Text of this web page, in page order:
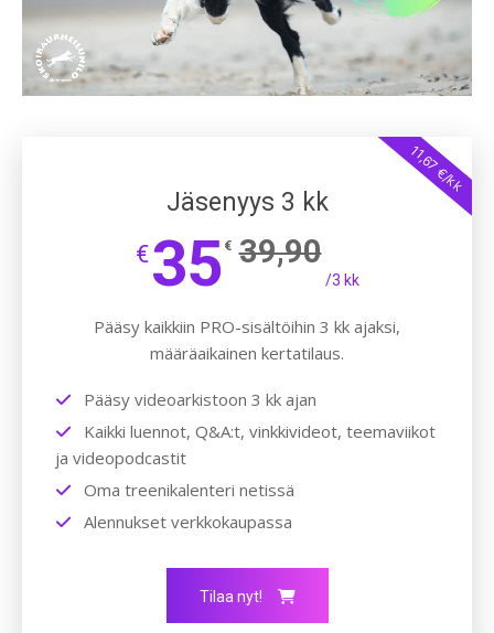
11,67 €/kk
Jäsenyys 3 kk
€35 € 39,90
/3 kk
Pääsy kaikkiin PRO-sisältöihin 3 kk ajaksi,
määräaikainen kertatilaus.
Pääsy videoarkistoon 3 kk ajan
Kaikki luennot, Q&A:t, vinkkivideot, teemaviikot
ja videopodcastit
Oma treenikalenteri netissä
Alennukset verkkokaupassa
Tilaa nyt!